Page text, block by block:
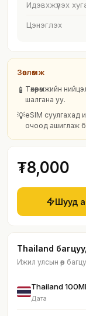
Идэвхжүүлэх
Цэнэглэх
Зөвлөмж
📱 Төхөөрөмжийн
шалгана уу.
💡eSIM суулгахад
очоод ашиглаж
₮8,000
Шууд
Thailand
Ижил улсын өөр
Thailand
Дата